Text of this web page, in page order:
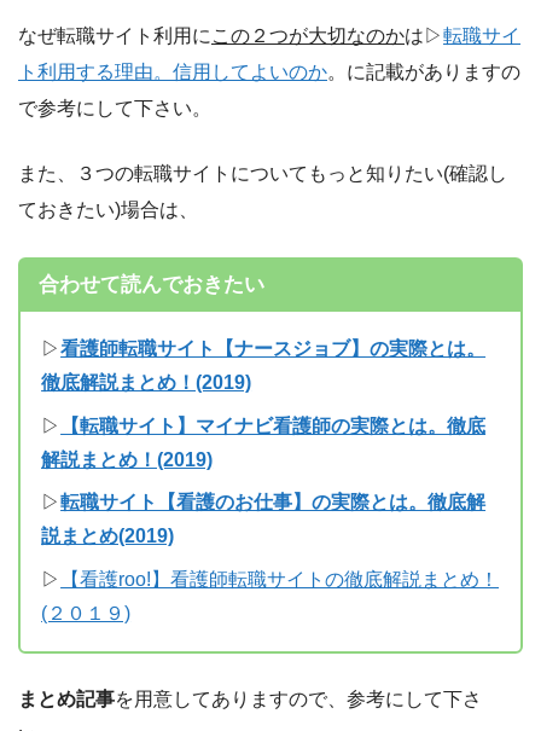
なぜ転職サイト利用に この２つが大切なのかは▷転職サイ
ト利用する理由。信用してよいのか。に記載がありますの
で参考にして下さい。
また、３つの転職サイトについてもっと知りたい(確認し
ておきたい)場合は、
合わせて読んでおきたい
▷看護師転職サイト【ナースジョブ】の実際とは。
徹底解説まとめ！(2019)
▷
【転職サイト】マイナビ看護師の実際とは。徹底
解説まとめ！(2019)
▷転職サイト【看護のお仕事】の実際とは。徹底解
説まとめ(2019)
▷
【看護roo!】看護師転職サイトの徹底解説まとめ！
(２０１９)
まとめ記事を用意してありますので、参考にして下さ